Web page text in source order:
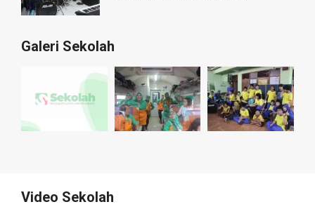
Galeri Sekolah
Video Sekolah